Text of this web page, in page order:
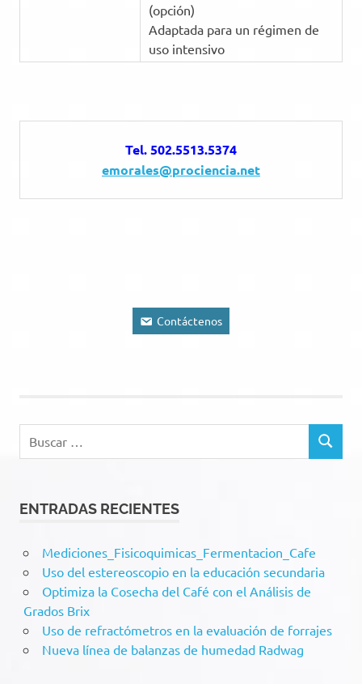
(opción)
Adaptada para un régimen de
uso intensivo
Tel. 502.5513.5374
emorales@prociencia.net
Contáctenos
BUSCAR
ENTRADAS RECIENTES
Mediciones_Fisicoquimicas_Fermentacion_Cafe
Uso del estereoscopio en la educación secundaria
Optimiza la Cosecha del Café con el Análisis de
Grados Brix
Uso de refractómetros en la evaluación de forrajes
Nueva línea de balanzas de humedad Radwag